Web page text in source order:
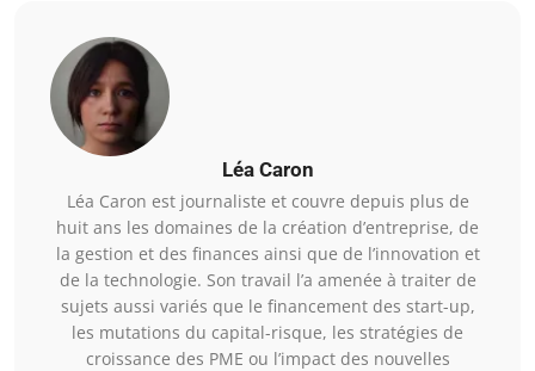
Léa Caron
Léa Caron est journaliste et couvre depuis plus de
huit ans les domaines de la création d’entreprise, de
la gestion et des finances ainsi que de l’innovation et
de la technologie. Son travail l’a amenée à traiter de
sujets aussi variés que le financement des start-up,
les mutations du capital-risque, les stratégies de
croissance des PME ou l’impact des nouvelles